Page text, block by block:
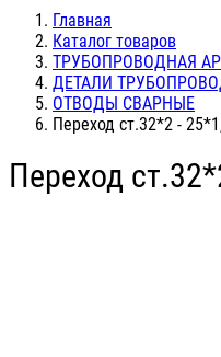
Главная
Каталог товаров
ТРУБОПРОВОДНАЯ
ДЕТАЛИ
ОТВОДЫ СВАРНЫЕ
Переход ст.32*2 -
Переход